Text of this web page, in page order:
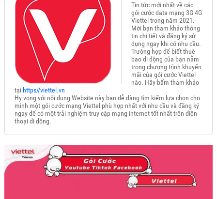
Tin tức mới nhất về các
gói cước data mạng 3G 4G
Viettel trong năm 2021.
Mời bạn tham khảo thông
tin chi tiết và đăng ký sử
dụng ngay khi có nhu cầu.
Trường hợp để biết thuê
bao di động của bạn nằm
trong chương trình khuyến
mãi của gói cước Viettel
nào. Hãy bấm tham khảo
tạihttps//viettel.vn
Hy vọng với nội dung Website này bạn dễ dàng tìm kiếm lựa chọn cho
mình một gói cước mạng Viettel phù hợp nhất với nhu cầu và đăng ký
ngay để có một trải nghiệm truy cập mạng internet tốt nhất trên điện
thoại di động.